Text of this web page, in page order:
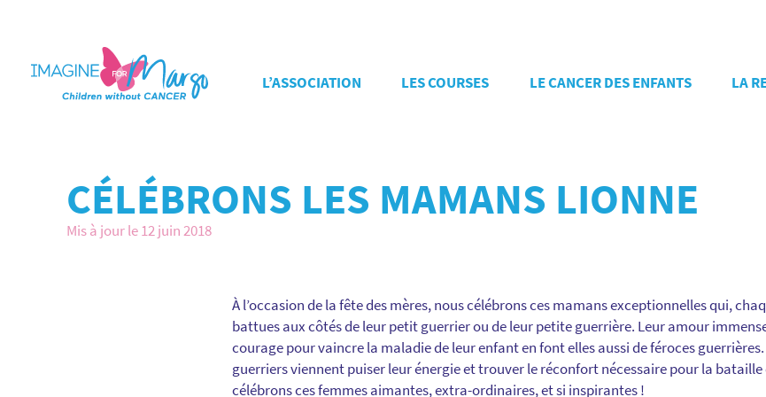
L’ASSOCIATION LES COURSES LE CANCER DES ENFANTS LA
CÉLÉBRONS LES MAMANS LIONNE
Mis à jour le 12 juin 2018
À l’occasion de la fête des mères, nous célébrons ces mamans exceptionnelles qui,
battues aux côtés de leur petit guerrier ou de leur petite guerrière. Leur amour
courage pour vaincre la maladie de leur enfant en font elles aussi de féroces guerrières.
guerriers viennent puiser leur énergie et trouver le réconfort nécessaire pour la
célébrons ces femmes aimantes, extra-ordinaires, et si inspirantes !